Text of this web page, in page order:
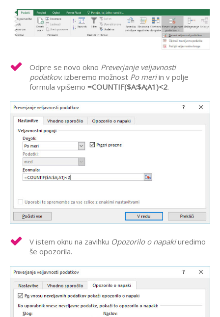
Odpre se novo okno Preverjanje veljavnosti
podatkov. izberemo možnost Po meriin v polje
formula vpišemo =COUNTIF($A:$A;A1)<2.
V istem oknu na zavihku Opozorilo o napakiuredimo
še opozorila.